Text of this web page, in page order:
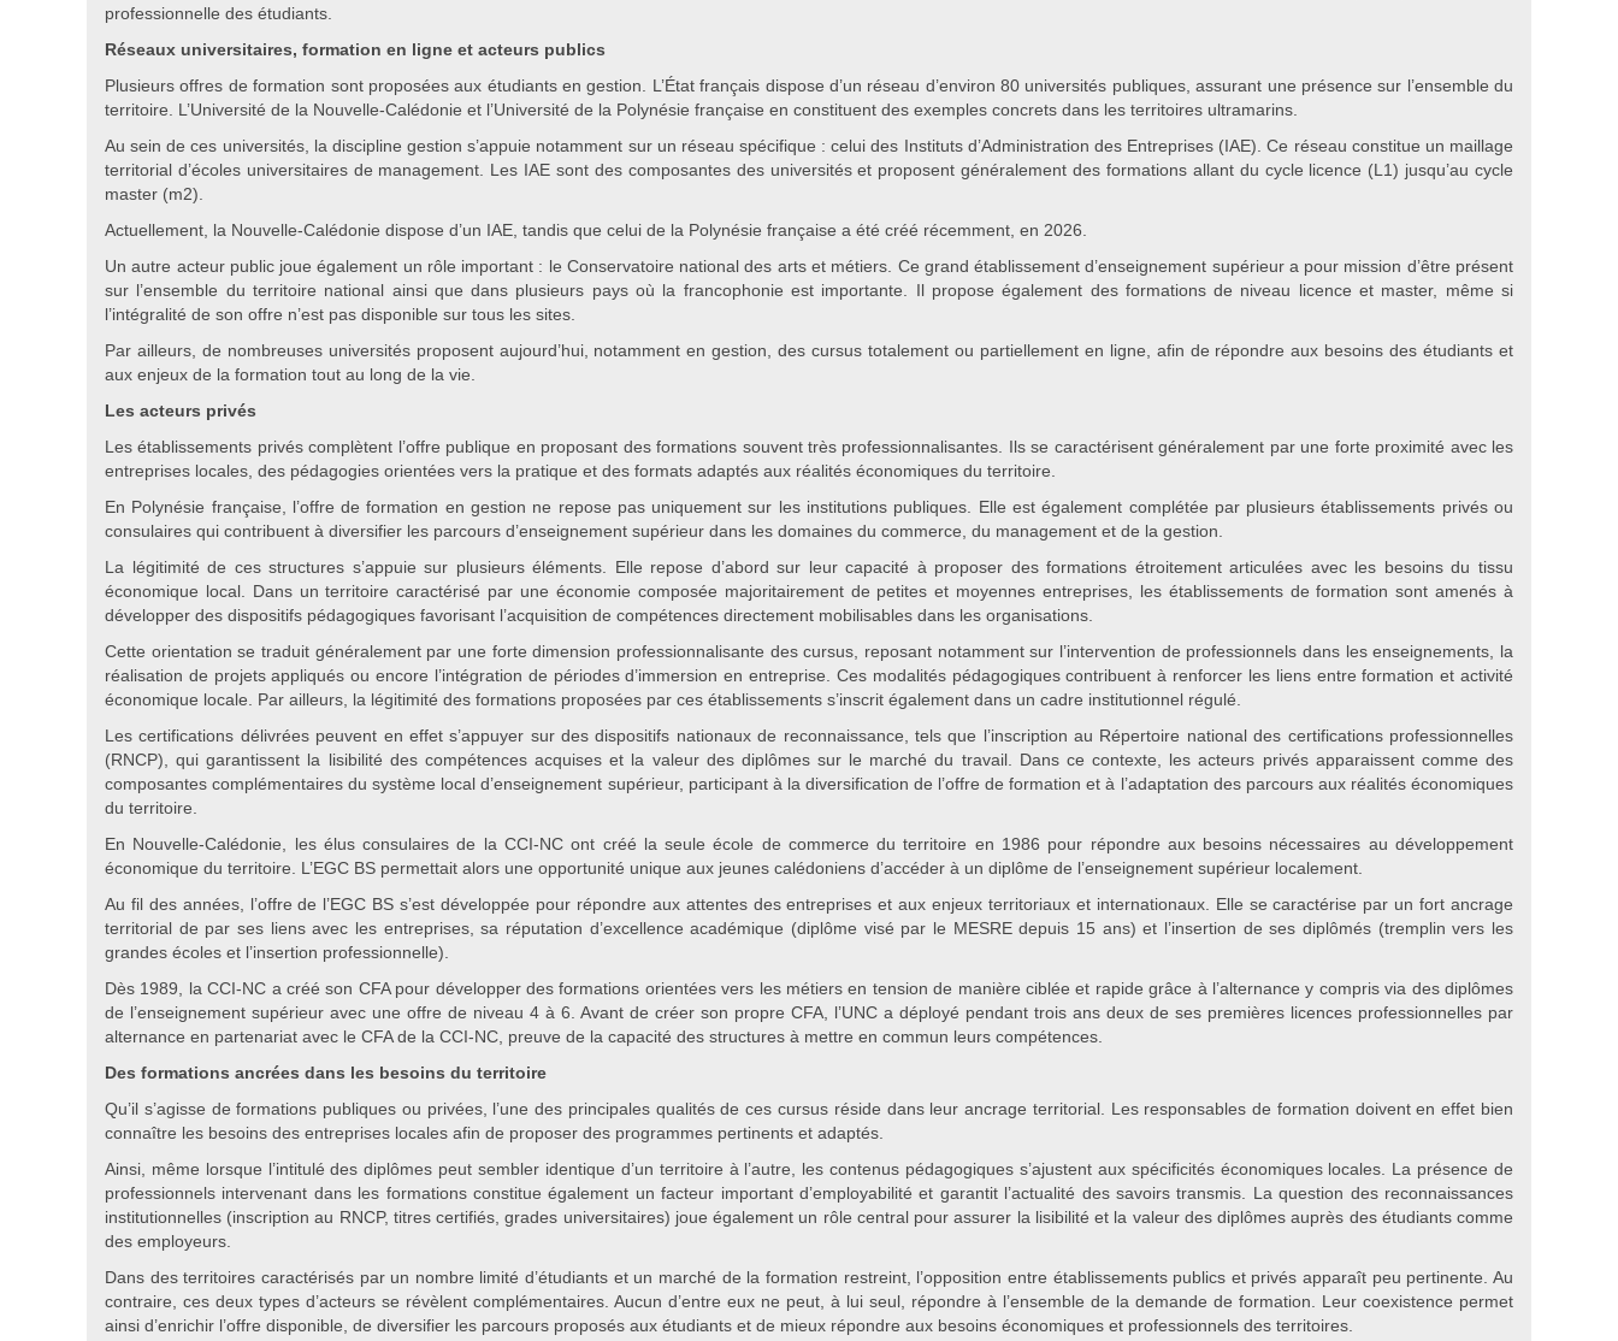
professionnelle des étudiants.
Réseaux universitaires, formation en ligne et acteurs publics
Plusieurs offres de formation sont proposées aux étudiants en gestion. L’État français dispose d’un réseau d’environ 80 universités publiques, assurant une présence sur l’ensemble du
territoire. L’Université de la Nouvelle-Calédonie et l’Université de la Polynésie française en constituent des exemples concrets dans les territoires ultramarins.
Au sein de ces universités, la discipline gestion s’appuie notamment sur un réseau spécifique : celui des Instituts d’Administration des Entreprises (IAE). Ce réseau constitue un maillage
territorial d’écoles universitaires de management. Les IAE sont des composantes des universités et proposent généralement des formations allant du cycle licence (L1) jusqu’au cycle
master (m2).
Actuellement, la Nouvelle-Calédonie dispose d’un IAE, tandis que celui de la Polynésie française a été créé récemment, en 2026.
Un autre acteur public joue également un rôle important : le Conservatoire national des arts et métiers. Ce grand établissement d’enseignement supérieur a pour mission d’être présent
sur l’ensemble du territoire national ainsi que dans plusieurs pays où la francophonie est importante. Il propose également des formations de niveau licence et master, même si
l’intégralité de son offre n’est pas disponible sur tous les sites.
Par ailleurs, de nombreuses universités proposent aujourd’hui, notamment en gestion, des cursus totalement ou partiellement en ligne, afin de répondre aux besoins des étudiants et
aux enjeux de la formation tout au long de la vie.
Les acteurs privés
Les établissements privés complètent l’offre publique en proposant des formations souvent très professionnalisantes. Ils se caractérisent généralement par une forte proximité avec les
entreprises locales, des pédagogies orientées vers la pratique et des formats adaptés aux réalités économiques du territoire.
En Polynésie française, l’offre de formation en gestion ne repose pas uniquement sur les institutions publiques. Elle est également complétée par plusieurs établissements privés ou
consulaires qui contribuent à diversifier les parcours d’enseignement supérieur dans les domaines du commerce, du management et de la gestion.
La légitimité de ces structures s’appuie sur plusieurs éléments. Elle repose d’abord sur leur capacité à proposer des formations étroitement articulées avec les besoins du tissu
économique local. Dans un territoire caractérisé par une économie composée majoritairement de petites et moyennes entreprises, les établissements de formation sont amenés à
développer des dispositifs pédagogiques favorisant l’acquisition de compétences directement mobilisables dans les organisations.
Cette orientation se traduit généralement par une forte dimension professionnalisante des cursus, reposant notamment sur l’intervention de professionnels dans les enseignements, la
réalisation de projets appliqués ou encore l’intégration de périodes d’immersion en entreprise. Ces modalités pédagogiques contribuent à renforcer les liens entre formation et activité
économique locale. Par ailleurs, la légitimité des formations proposées par ces établissements s’inscrit également dans un cadre institutionnel régulé.
Les certifications délivrées peuvent en effet s’appuyer sur des dispositifs nationaux de reconnaissance, tels que l’inscription au Répertoire national des certifications professionnelles
(RNCP), qui garantissent la lisibilité des compétences acquises et la valeur des diplômes sur le marché du travail. Dans ce contexte, les acteurs privés apparaissent comme des
composantes complémentaires du système local d’enseignement supérieur, participant à la diversification de l’offre de formation et à l’adaptation des parcours aux réalités économiques
du territoire.
En Nouvelle-Calédonie, les élus consulaires de la CCI-NC ont créé la seule école de commerce du territoire en 1986 pour répondre aux besoins nécessaires au développement
économique du territoire. L’EGC BS permettait alors une opportunité unique aux jeunes calédoniens d’accéder à un diplôme de l’enseignement supérieur localement.
Au fil des années, l’offre de l’EGC BS s’est développée pour répondre aux attentes des entreprises et aux enjeux territoriaux et internationaux. Elle se caractérise par un fort ancrage
territorial de par ses liens avec les entreprises, sa réputation d’excellence académique (diplôme visé par le MESRE depuis 15 ans) et l’insertion de ses diplômés (tremplin vers les
grandes écoles et l’insertion professionnelle).
Dès 1989, la CCI-NC a créé son CFA pour développer des formations orientées vers les métiers en tension de manière ciblée et rapide grâce à l’alternance y compris via des diplômes
de l’enseignement supérieur avec une offre de niveau 4 à 6. Avant de créer son propre CFA, l’UNC a déployé pendant trois ans deux de ses premières licences professionnelles par
alternance en partenariat avec le CFA de la CCI-NC, preuve de la capacité des structures à mettre en commun leurs compétences.
Des formations ancrées dans les besoins du territoire
Qu’il s’agisse de formations publiques ou privées, l’une des principales qualités de ces cursus réside dans leur ancrage territorial. Les responsables de formation doivent en effet bien
connaître les besoins des entreprises locales afin de proposer des programmes pertinents et adaptés.
Ainsi, même lorsque l’intitulé des diplômes peut sembler identique d’un territoire à l’autre, les contenus pédagogiques s’ajustent aux spécificités économiques locales. La présence de
professionnels intervenant dans les formations constitue également un facteur important d’employabilité et garantit l’actualité des savoirs transmis. La question des reconnaissances
institutionnelles (inscription au RNCP, titres certifiés, grades universitaires) joue également un rôle central pour assurer la lisibilité et la valeur des diplômes auprès des étudiants comme
des employeurs.
Dans des territoires caractérisés par un nombre limité d’étudiants et un marché de la formation restreint, l’opposition entre établissements publics et privés apparaît peu pertinente. Au
contraire, ces deux types d’acteurs se révèlent complémentaires. Aucun d’entre eux ne peut, à lui seul, répondre à l’ensemble de la demande de formation. Leur coexistence permet
ainsi d’enrichir l’offre disponible, de diversifier les parcours proposés aux étudiants et de mieux répondre aux besoins économiques et professionnels des territoires.